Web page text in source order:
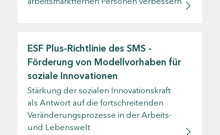
ESF Plus-Richtlinie des SMS -
Förderung von Modellvorhaben für
soziale Innovationen
Stärkung der sozialen Innovationskraft
als Antwort auf die fortschreitenden
Veränderungsprozesse in der Arbeits-
und Lebenswelt